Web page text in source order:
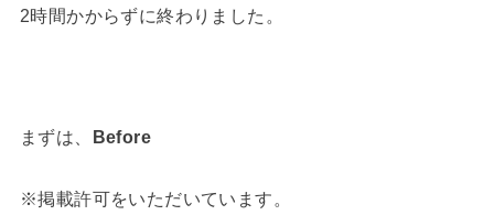
2時間かからずに終わりました。
まずは、 Before
※掲載許可をいただいています。